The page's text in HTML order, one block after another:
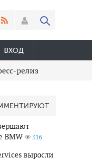
ВХОД
релиз
BMW
316
выросли